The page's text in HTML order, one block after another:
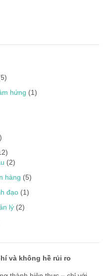
hứng (1)
(2)
hàng (5)
đạo (1)
lý (2)
và không hề rủi ro